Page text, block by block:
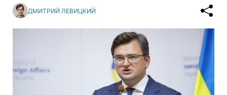
ДМИТРИЙ ЛЕВИЦКИЙ